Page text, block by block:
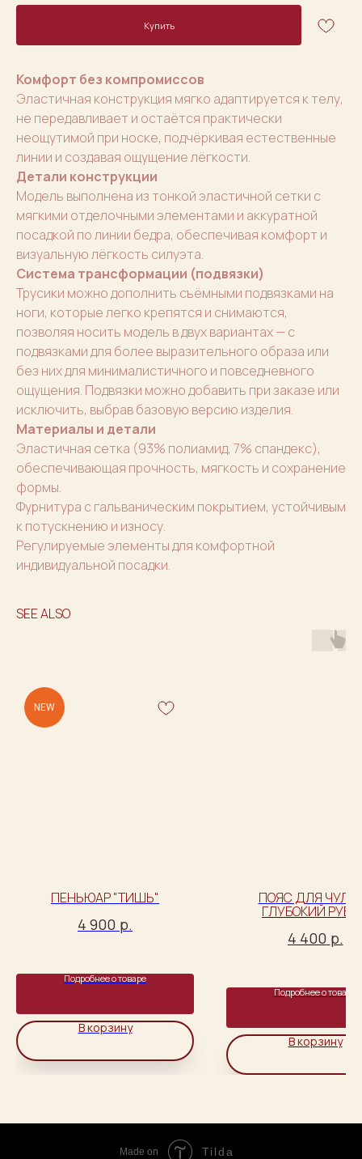
Купить
Комфорт без компромиссов
Эластичная конструкция мягко адаптируется к телу,
не передавливает и остаётся практически
неощутимой при носке, подчёркивая естественные
линии и создавая ощущение лёгкости.
Детали конструкции
Модель выполнена из тонкой эластичной сетки с
мягкими отделочными элементами и аккуратной
посадкой по линии бедра, обеспечивая комфорт и
визуальную лёгкость силуэта.
Система трансформации (подвязки)
Трусики можно дополнить съёмными подвязками на
ноги, которые легко крепятся и снимаются,
позволяя носить модель в двух вариантах — с
подвязками для более выразительного образа или
без них для минималистичного и повседневного
ощущения. Подвязки можно добавить при заказе или
исключить, выбрав базовую версию изделия.
Материалы и детали
Эластичная сетка (93% полиамид, 7% спандекс),
обеспечивающая прочность, мягкость и сохранение
формы.
Фурнитура с гальваническим покрытием, устойчивым
к потускнению и износу.
Регулируемые элементы для комфортной
индивидуальной посадки.
SEE ALSO
NEW
ПЕНЬЮАР "ТИШЬ"
4 900 р.
Подробнее о товаре
В корзину
ПОЯС ДЛЯ
ГЛУБОКИЙ
4 400 р.
Подробнее о товаре
В корзину
Made on Tilda